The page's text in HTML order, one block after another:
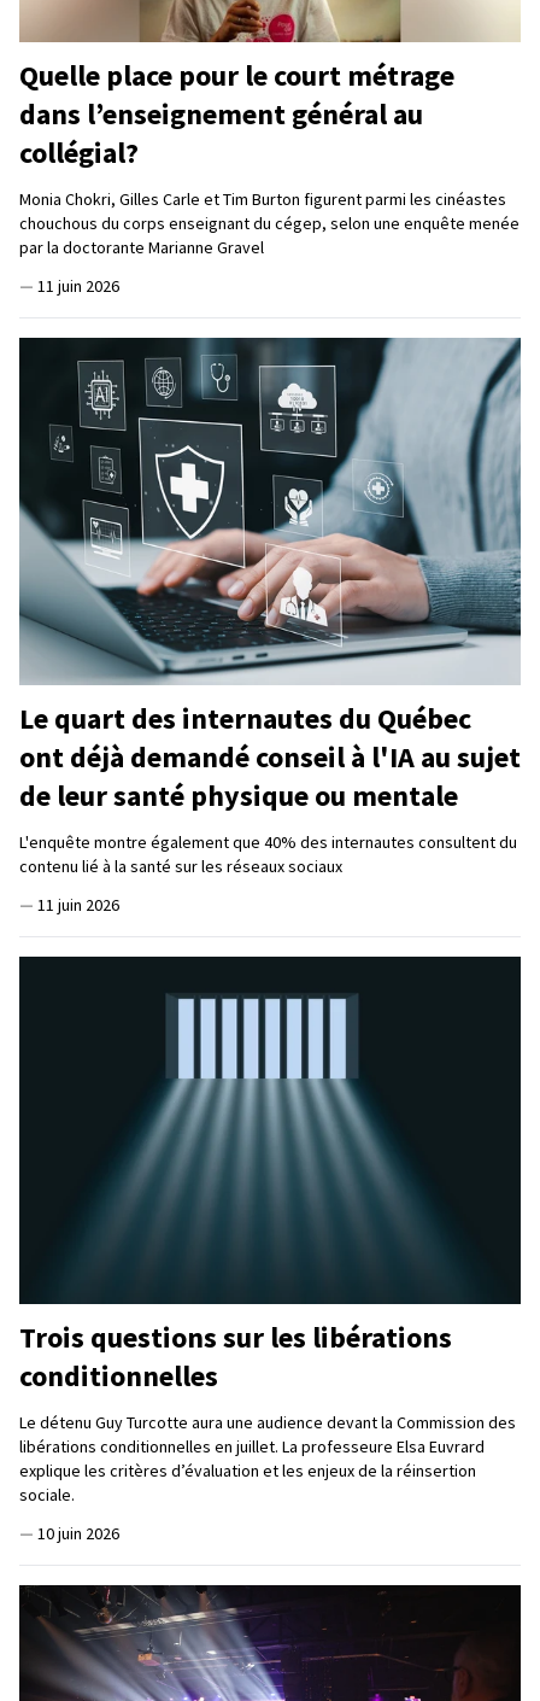
Quelle place pour le court métrage
dans l’enseignement général au
collégial?
Monia Chokri, Gilles Carle et Tim Burton figurent parmi les cinéastes
chouchous du corps enseignant du cégep, selon une enquête menée
par la doctorante Marianne Gravel
— 11 juin 2026
Le quart des internautes du Québec
ont déjà demandé conseil à l'IA au sujet
de leur santé physique ou mentale
L'enquête montre également que 40% des internautes consultent du
contenu lié à la santé sur les réseaux sociaux
— 11 juin 2026
Trois questions sur les libérations
conditionnelles
Le détenu Guy Turcotte aura une audience devant la Commission des
libérations conditionnelles en juillet. La professeure Elsa Euvrard
explique les critères d’évaluation et les enjeux de la réinsertion
sociale.
— 10 juin 2026